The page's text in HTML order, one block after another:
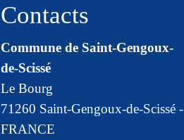
Contacts
Commune de Saint-Gengoux-
de-Scissé
Le Bourg
71260 Saint-Gengoux-de-Scissé -
FRANCE